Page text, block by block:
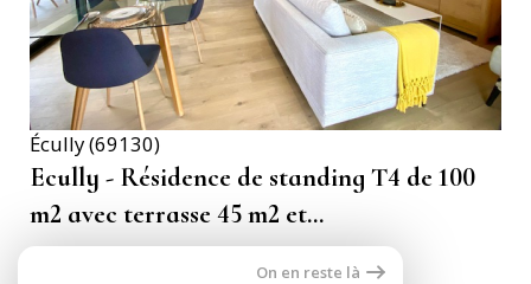
Écully (69130)
Ecully - Résidence de standing T4 de 100
m2 avec terrasse 45 m2 et...
On en reste là